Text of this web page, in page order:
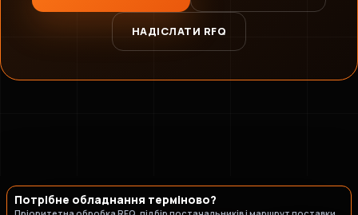
НАДІСЛАТИ RFQ
Потрібне обладнання терміново?